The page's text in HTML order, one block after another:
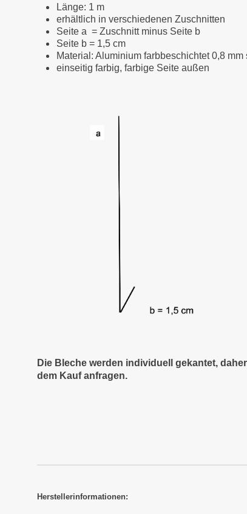
Länge: 1 m
erhältlich in verschiedenen Zuschnitten
Seite a = Zuschnitt minus Seite b
Seite b = 1,5 cm
Material: Aluminium farbbeschichtet 0,8
einseitig farbig, farbige Seite außen
Die Bleche werden individuell gekantet,
dem Kauf anfragen.
Herstellerinformationen: